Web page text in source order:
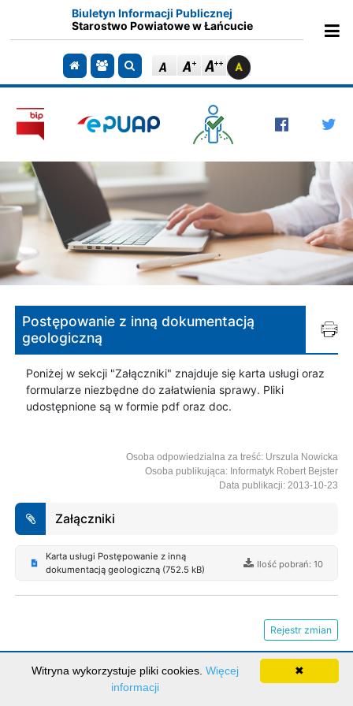
Biuletyn Informacji Publicznej
Starostwo Powiatowe w Łańcucie
Przejdź do strony głównej
Przejdź do redakcji
Szukaj
Postępowanie z inną dokumentacją
geologiczną
Poniżej w sekcji "Załączniki" znajduje się karta usługi oraz
formularze niezbędne do załatwienia sprawy. Pliki
udostępnione są w formie pdf oraz doc.
Osoba odpowiedzialna za treść: Urszula Nowicka
Osoba publikująca: Informatyk Robert Bejster
Data publikacji: 2013-10-23
Załączniki
Karta usługi Postępowanie z inną
dokumentacją geologiczną (752.5 kB)
Ilość pobrań: 10
Rejestr zmian
Realizacja:BUK Softres
✖
Witryna wykorzystuje pliki cookies. Więcej
informacji